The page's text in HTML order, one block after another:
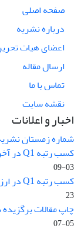
صفحه اصلی
درباره نشریه
اعضای هیات
ارسال مقاله
تماس با ما
نقشه سایت
اخبار و اعلانات
شماره زمستان نشریه (55) با موضوع کرونا
کسب رتبه Q1 در آخرین ارزیابی پایگاه جامع علوم استنادی ...
03-09
کسب رتبه Q1 در ارزیابی مرکز استنادی علوم جهان اسلام ...
23
چاپ مقالات
05-07